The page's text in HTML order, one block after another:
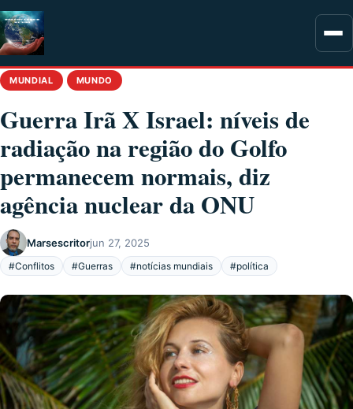
MUNDIAL MUNDO
Guerra Irã X Israel: níveis de
radiação na região do Golfo
permanecem normais, diz
agência nuclear da ONU
Marsescritorjun 27, 2025
#Conflitos #Guerras #notícias mundiais #política